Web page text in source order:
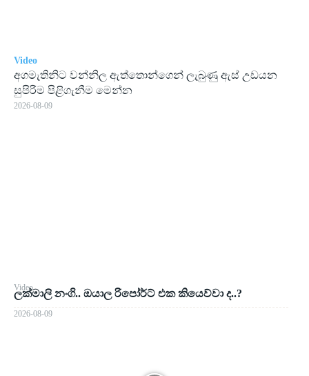
Video
ලක්මාලි නංගි.. ඔයාල රිපෝර්ට් එක කියෙව්වා ද..?
2026-08-09
Video
අගමැතිනිට වන්නිල ඇත්තොන්ගෙන් ලැබුණු ඇස් උඩයන
සුපිරිම පිළිගැනීම මෙන්න
2026-08-09